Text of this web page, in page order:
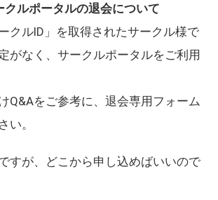
クルポータルの退会について
クルID」を取得されたサークル様で
がなく、サークルポータルをご利用
Q&Aをご参考に、退会専用フォーム
い。
すが、どこから申し込めばいいので